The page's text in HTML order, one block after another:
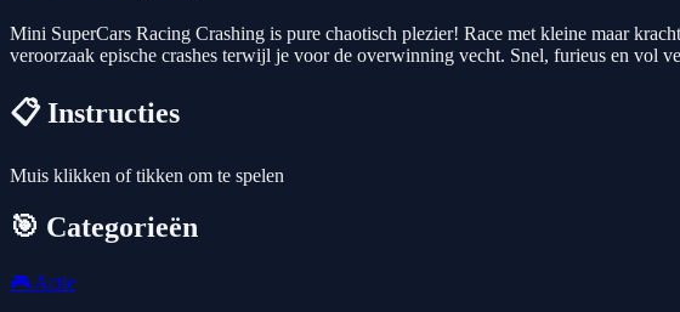
Mini SuperCars Racing Crashing is pure chaotisch plezier! Race met kleine maar
veroorzaak epische crashes terwijl je voor de overwinning vecht. Snel, furieus en
📋 Instructies
Muis klikken of tikken om te spelen
🎯 Categorieën
🎮 Actie